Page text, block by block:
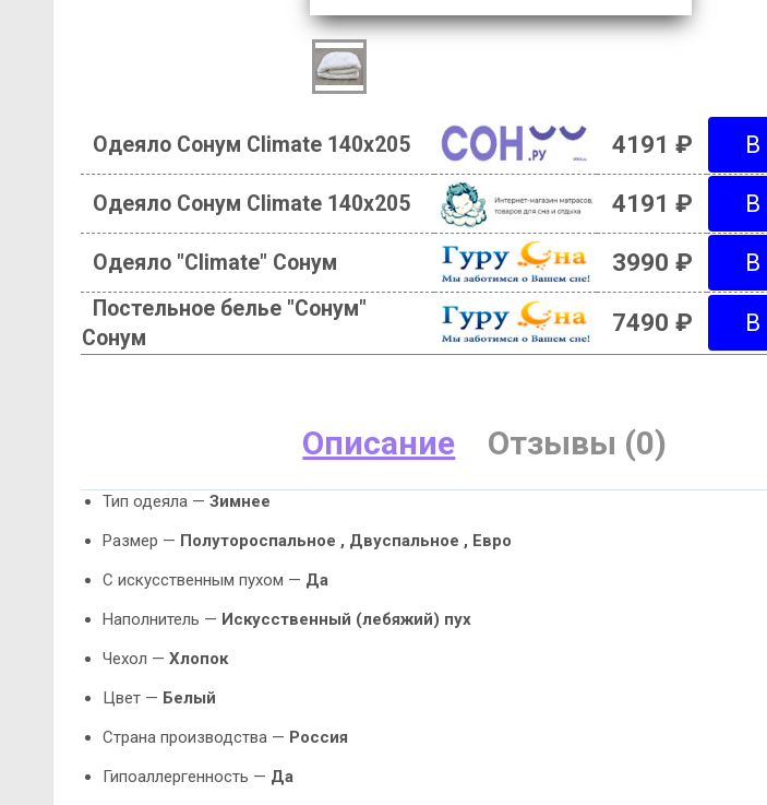
Одеяло Сонум Climate 140х205 4191 ₽
Одеяло Сонум Climate 140х205 4191 ₽
Одеяло "Climate" Сонум 3990 ₽
Постельное белье "Сонум"
Сонум
7490 ₽
Описание Отзывы (0)
Тип одеяла —Зимнее
Размер — Полутороспальное , Двуспальное , Евро
С искусственным пухом — Да
Наполнитель — Искусственный (лебяжий) пух
Чехол —Хлопок
Цвет — Белый
Страна производства — Россия
Гипоаллергенность — Да